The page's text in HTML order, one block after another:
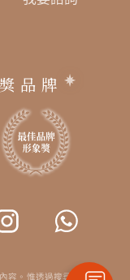
品牌
容。惟透過搜尋